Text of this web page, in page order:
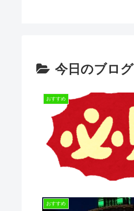
今日のブログ
おすすめ
おすすめ